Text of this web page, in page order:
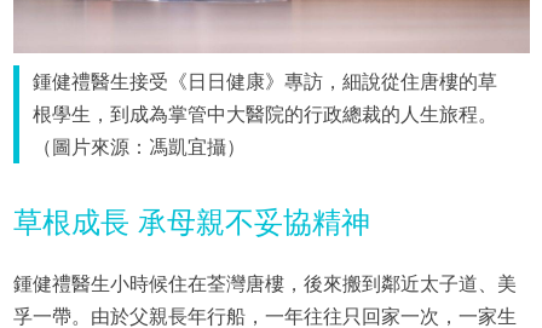
鍾健禮醫生接受《日日健康》專訪，細說從住唐樓的草
根學生，到成為掌管中大醫院的行政總裁的人生旅程。
（圖片來源：馮凱宜攝）
草根成長 承母親不妥協精神
鍾健禮醫生小時候住在荃灣唐樓，後來搬到鄰近太子道、美
孚一帶。由於父親長年行船，一年往往只回家一次，一家生